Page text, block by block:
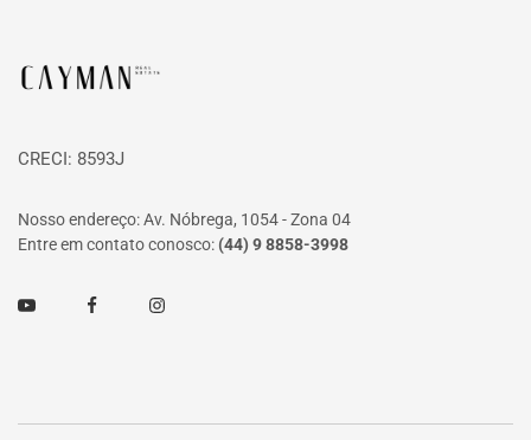
Página inicial
CRECI: 8593J
Nosso endereço: Av. Nóbrega, 1054 - Zona 04
Entre em contato conosco: (44) 9 8858-3998
Youtube FacebookInstagram